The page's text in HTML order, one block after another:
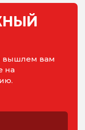
вышлем вам
на